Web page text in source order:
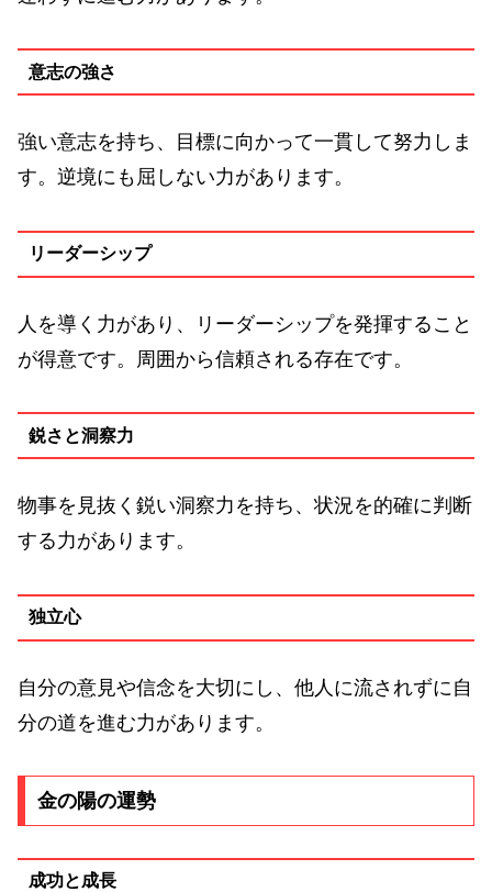
意志の強さ
強い意志を持ち、目標に向かって一貫して努力しま
す。逆境にも屈しない力があります。
リーダーシップ
人を導く力があり、リーダーシップを発揮すること
が得意です。周囲から信頼される存在です。
鋭さと洞察力
物事を見抜く鋭い洞察力を持ち、状況を的確に判断
する力があります。
独立心
自分の意見や信念を大切にし、他人に流されずに自
分の道を進む力があります。
金の陽の運勢
成功と成長